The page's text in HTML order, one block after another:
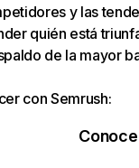
y las
quién está
de la mayor
con Semrush: